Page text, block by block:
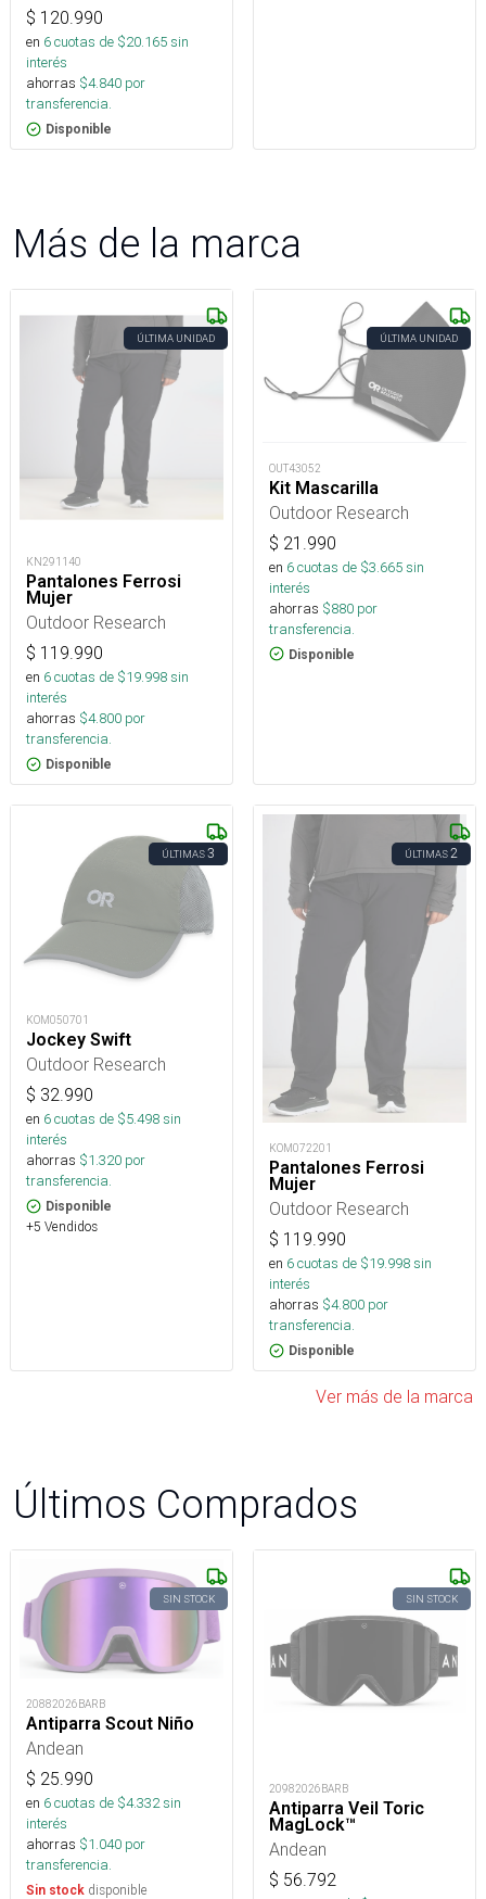
$ 120.990
en 6cuotas de $20.165sin
interés
ahorras $4.840 por
transferencia.
Disponible
Más de la marca
ÚLTIMA UNIDAD
KN291140
Pantalones Ferrosi
Mujer
Outdoor Research
$ 119.990
en 6cuotas de $19.998sin
interés
ahorras $4.800 por
transferencia.
Disponible
ÚLTIMA UNIDAD
OUT43052
Kit Mascarilla
Outdoor Research
$ 21.990
en 6cuotas de $3.665sin
interés
ahorras $880 por
transferencia.
Disponible
ÚLTIMAS3
KOM050701
Jockey Swift
Outdoor Research
$ 32.990
en 6cuotas de $5.498sin
interés
ahorras $1.320 por
transferencia.
Disponible
+5 Vendidos
ÚLTIMAS2
KOM072201
Pantalones Ferrosi
Mujer
Outdoor Research
$ 119.990
en 6cuotas de $19.998sin
interés
ahorras $4.800 por
transferencia.
Disponible
Ver más de la marca
Últimos Comprados
SIN STOCK
20882026BARB
Antiparra Scout Niño
Andean
$ 25.990
en 6cuotas de $4.332sin
interés
ahorras $1.040 por
transferencia.
Sin stock disponible
SIN STOCK
20982026BARB
Antiparra Veil Toric
MagLock™
Andean
$ 56.792